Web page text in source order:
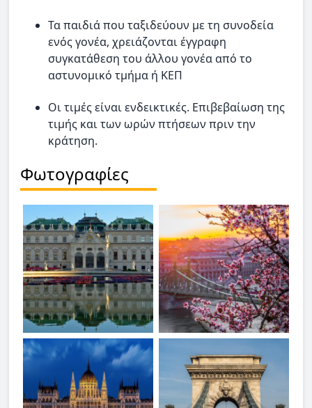
Τα παιδιά που ταξιδεύουν με τη συνοδεία
ενός γονέα, χρειάζονται έγγραφη
συγκατάθεση του άλλου γονέα από το
αστυνομικό τμήμα ή ΚΕΠ
Οι τιμές είναι ενδεικτικές. Επιβεβαίωση της
τιμής και των ωρών πτήσεων πριν την
κράτηση.
Φωτογραφίες